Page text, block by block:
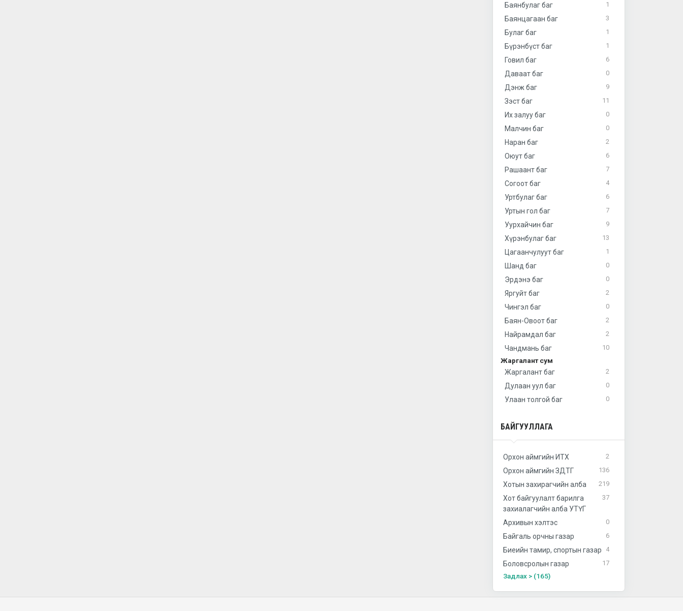
Баянбулаг баг
1
Баянцагаан баг 3
Булаг баг 1
Бүрэнбүст баг 1
Говил баг 6
Даваат баг 0
Дэнж баг 9
Зэст баг 11
Их залуу баг 0
Малчин баг 0
Наран баг 2
Оюут баг 6
Рашаант баг 7
Согоот баг 4
Уртбулаг баг 6
Уртын гол баг 7
Уурхайчин баг 9
Хүрэнбулаг баг 13
Цагаанчулуут баг 1
Шанд баг 0
Эрдэнэ баг 0
Яргуйт баг 2
Чингэл баг 0
Баян-Овоот баг 2
Найрамдал баг 2
Чандмань баг 10
Жаргалант сум
Жаргалант баг
2
Дулаан уул баг 0
Улаан толгой баг 0
БАЙГУУЛЛАГА
Орхон аймгийн ИТХ 2
Орхон аймгийн ЗДТГ 136
Хотын захирагчийн алба 219
Хот байгуулалт барилга
захиалагчийн алба УТҮГ
37
Архивын хэлтэс 0
Байгаль орчны газар 6
Биеийн тамир, спортын газар 4
Боловсролын газар 17
Задлах > (165)